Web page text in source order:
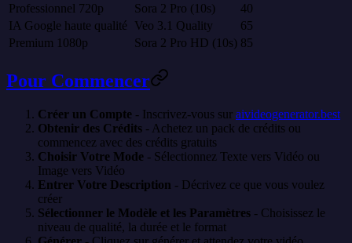
Professionnel 720p
Sora 2 Pro (10s)
40
IA Google haute qualité
Veo 3.1 Quality
65
Premium 1080p
Sora 2 Pro HD (10s) 85
Pour Commencer
Créer un Compte - Inscrivez-vous sur aivideogenerator.best
Obtenir des Crédits - Achetez un pack de crédits ou
commencez avec des crédits gratuits
Choisir Votre Mode - Sélectionnez Texte vers Vidéo ou
Image vers Vidéo
Entrer Votre Description - Décrivez ce que vous voulez
créer
Sélectionner le Modèle et les Paramètres - Choisissez le
niveau de qualité, la durée et le format